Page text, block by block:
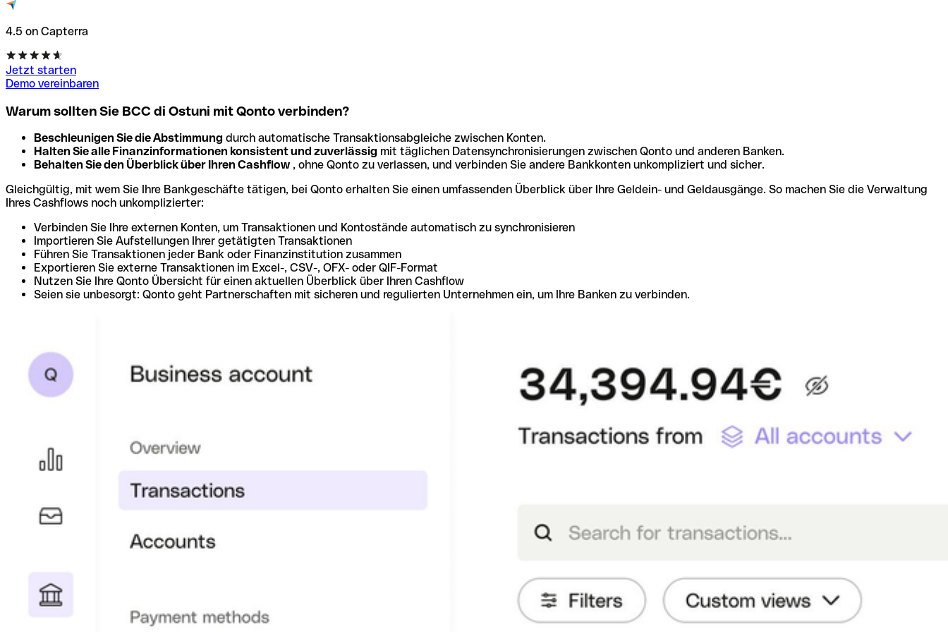
4.5 on Capterra
Jetzt starten
Demo vereinbaren
Warum sollten Sie BCC di Ostuni mit Qonto verbinden?
Beschleunigen Sie die Abstimmung durch automatische Transaktionsabgleiche zwischen Konten.
Halten Sie alle Finanzinformationen konsistent und zuverlässig mit täglichen Datensynchronisierungen zwischen Qonto und anderen Banken.
Behalten Sie den Überblick über Ihren Cashflow , ohne Qonto zu verlassen, und verbinden Sie andere Bankkonten unkompliziert und sicher.
Gleichgültig, mit wem Sie Ihre Bankgeschäfte tätigen, bei Qonto erhalten Sie einen umfassenden Überblick über Ihre Geldein- und Geldausgänge. So machen Sie die Verwaltung
Ihres Cashflows noch unkomplizierter:
Verbinden Sie Ihre externen Konten, um Transaktionen und Kontostände automatisch zu synchronisieren
Importieren Sie Aufstellungen Ihrer getätigten Transaktionen
Führen Sie Transaktionen jeder Bank oder Finanzinstitution zusammen
Exportieren Sie externe Transaktionen im Excel-, CSV-, OFX- oder QIF-Format
Nutzen Sie Ihre Qonto Übersicht für einen aktuellen Überblick über Ihren Cashflow
Seien sie unbesorgt: Qonto geht Partnerschaften mit sicheren und regulierten Unternehmen ein, um Ihre Banken zu verbinden.